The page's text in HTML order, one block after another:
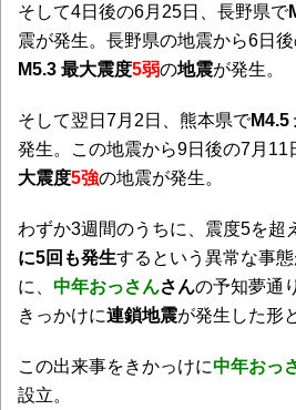
そして4日後の6月25日、長野県で
震が発生。長野県の地震から6日
M5.3 最大震度5弱の地震が発生。
そして翌日7月2日、熊本県でM4.5
発生。この地震から9日後の7月11
大震度5強の地震が発生。
わずか3週間のうちに、震度5を超
に5回も発生するという異常な事
に、 中年おっさんさんの予知夢通
きっかけに連鎖地震が発生した形
この出来事をきかっけに中年おっ
設立。